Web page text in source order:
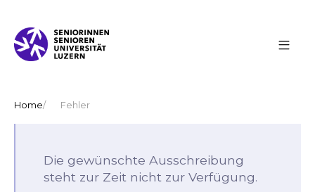
Home Fehler
Die gewünschte Ausschreibung
steht zur Zeit nicht zur Verfügung.